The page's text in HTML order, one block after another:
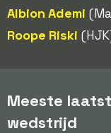
Albion Ademi
Roope Riski
Meeste
wedstrijd